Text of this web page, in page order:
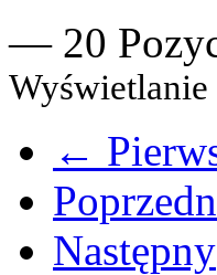
— 20
Wyświetlanie
←
Następny